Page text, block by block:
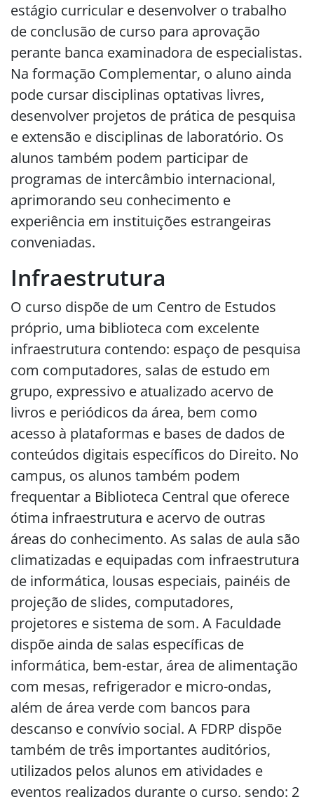
estágio curricular e desenvolver o trabalho
de conclusão de curso para aprovação
perante banca examinadora de especialistas.
Na formação Complementar, o aluno ainda
pode cursar disciplinas optativas livres,
desenvolver projetos de prática de pesquisa
e extensão e disciplinas de laboratório. Os
alunos também podem participar de
programas de intercâmbio internacional,
aprimorando seu conhecimento e
experiência em instituições estrangeiras
conveniadas.
Infraestrutura
O curso dispõe de um Centro de Estudos
próprio, uma biblioteca com excelente
infraestrutura contendo: espaço de pesquisa
com computadores, salas de estudo em
grupo, expressivo e atualizado acervo de
livros e periódicos da área, bem como
acesso à plataformas e bases de dados de
conteúdos digitais específicos do Direito. No
campus, os alunos também podem
frequentar a Biblioteca Central que oferece
ótima infraestrutura e acervo de outras
áreas do conhecimento. As salas de aula são
climatizadas e equipadas com infraestrutura
de informática, lousas especiais, painéis de
projeção de slides, computadores,
projetores e sistema de som. A Faculdade
dispõe ainda de salas específicas de
informática, bem-estar, área de alimentação
com mesas, refrigerador e micro-ondas,
além de área verde com bancos para
descanso e convívio social. A FDRP dispõe
também de três importantes auditórios,
utilizados pelos alunos em atividades e
eventos realizados durante o curso, sendo: 2